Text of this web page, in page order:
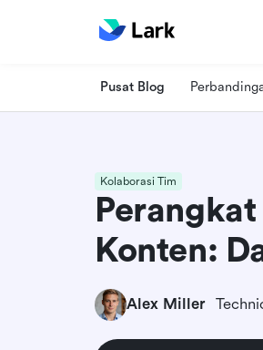
Pusat Blog
Kolaborasi Tim
Konten:
Alex Miller